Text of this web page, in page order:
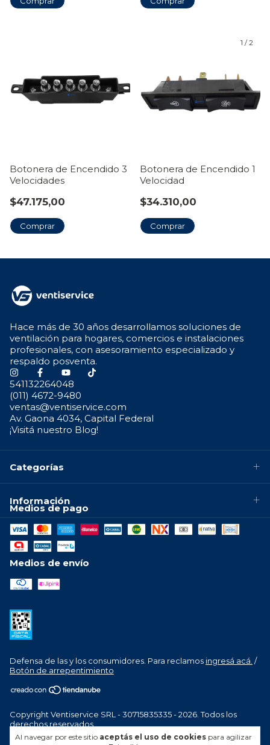
Al navegar por este sitio aceptás el uso de cookies para agilizar
Botonera de Encendido 3
Velocidades
$47.175,00
1 /2
Botonera de Encendido 1
Velocidad
$34.310,00
Hace más de 30 años desarrollamos soluciones de
ventilación para hogares, comercios e instalaciones
profesionales, con asesoramiento especializado y
respaldo posventa.
541132264048
(011) 4672-9480
ventas@ventiservice.com
Av. Gaona 4034, Capital Federal
¡Visitá nuestro Blog!
Categorías
Información
Medios de pago
Medios de envío
Defensa de las y los consumidores. Para reclamos ingresá acá. /
Botón de arrepentimiento
Copyright Ventiservice SRL - 30715835335 - 2026. Todos los
derechos reservados.